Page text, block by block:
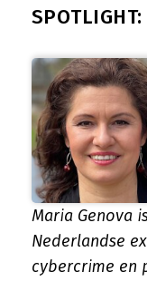
Maria Genova
Nederlandse
cybercrime en